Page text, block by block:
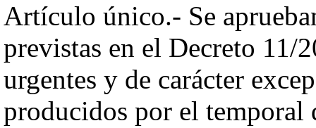
Artículo único.- Se
previstas en el Decreto 11/
urgentes y de carácter
producidos por el temporal